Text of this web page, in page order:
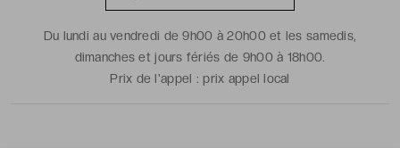
Du lundi au vendredi de 9h00 à 20h00 et les samedis,
dimanches et jours fériés de 9h00 à 18h00.
Prix de l'appel :prix appel local